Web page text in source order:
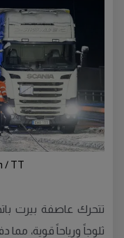
/ TT
تتحرك عاصفة بيرت